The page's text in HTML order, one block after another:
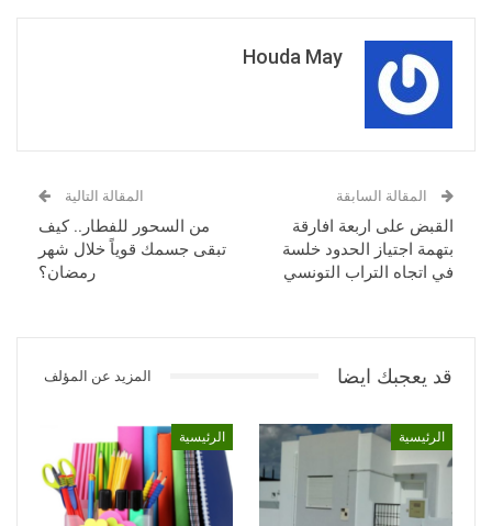
Houda May
المقالة السابقة
القبض على اربعة افارقة
بتهمة اجتياز الحدود خلسة
في اتجاه التراب التونسي
المقالة التالية
من السحور للفطار.. كيف
تبقى جسمك قوياً خلال شهر
رمضان؟
قد يعجبك ايضا المزيد عن المؤلف
الرئيسية الرئيسية